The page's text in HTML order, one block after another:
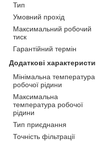
Тип
Умовний прохід
Максимальний робочий
тиск
Гарантійний термін
Додаткові
Мінімальна температура
робочої рідини
Максимальна
температура робочої
рідини
Тип приєднання
Точність фільтрації